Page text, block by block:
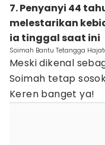
7. Penyanyi 44
melestarikan
ia tinggal saat ini
Soimah Bantu Tetangga
Meski dikenal
Soimah tetap
Keren banget ya!